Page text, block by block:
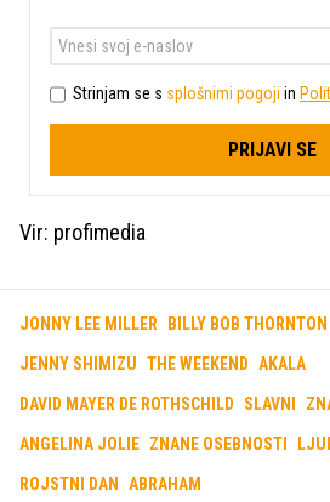
Strinjam se s splošnimi pogoji in
PRIJAVI SE
Vir: profimedia
JONNY LEE MILLER BILLY BOB THORNTON
JENNY SHIMIZU THE WEEKEND AKALA
DAVID MAYER DE ROTHSCHILD SLAVNI
ANGELINA JOLIE ZNANE OSEBNOSTI
ROJSTNI DAN ABRAHAM